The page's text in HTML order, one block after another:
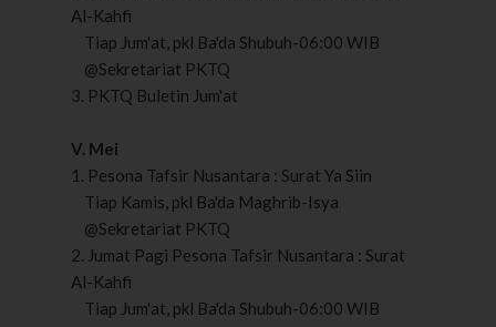
Al-Kahfi
Tiap Jum'at, pkl Ba'da Shubuh-06:00 WIB
@Sekretariat PKTQ
3. PKTQ Buletin Jum'at
V. Mei
1. Pesona Tafsir Nusantara : Surat Ya Siin
Tiap Kamis, pkl Ba'da Maghrib-Isya
@Sekretariat PKTQ
2. Jumat Pagi Pesona Tafsir Nusantara : Surat
Al-Kahfi
Tiap Jum'at, pkl Ba'da Shubuh-06:00 WIB